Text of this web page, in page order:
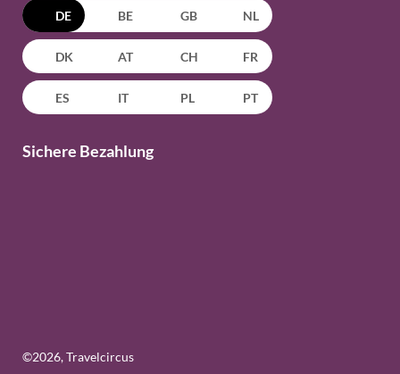
DE BE GB NL
DK AT CH FR
ES IT PL PT
Sichere Bezahlung
©2026, Travelcircus